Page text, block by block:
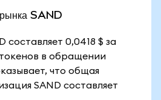
SAND
составляет 0,0418 $ за
в обращении
что общая
SAND составляет